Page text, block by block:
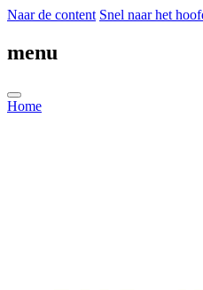
Naar de content Snel naar het
menu
Home